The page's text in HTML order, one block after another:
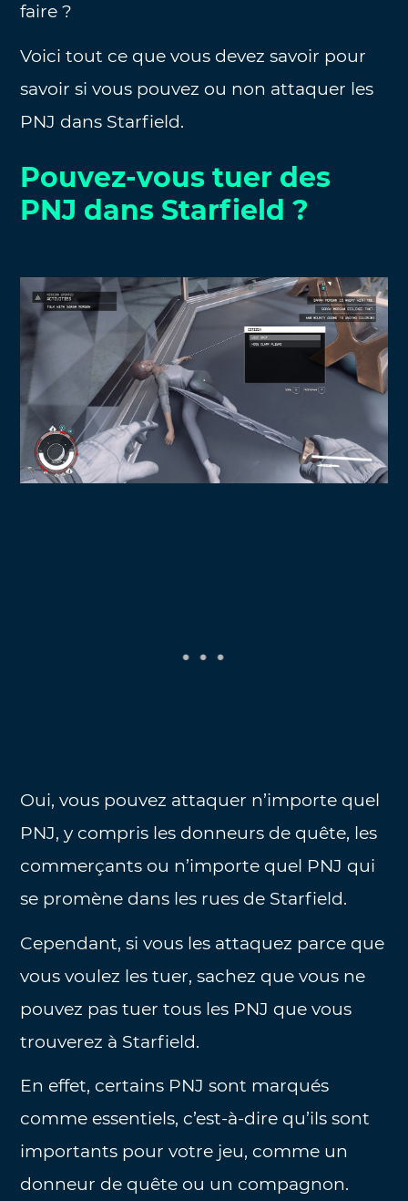
faire ?
Voici tout ce que vous devez savoir pour
savoir si vous pouvez ou non attaquer les
PNJ dans Starfield.
Pouvez-vous tuer des
PNJ dans Starfield ?
Oui, vous pouvez attaquer n’importe quel
PNJ, y compris les donneurs de quête, les
commerçants ou n’importe quel PNJ qui
se promène dans les rues de Starfield.
Cependant, si vous les attaquez parce que
vous voulez les tuer, sachez que vous ne
pouvez pas tuer tous les PNJ que vous
trouverez à Starfield.
En effet, certains PNJ sont marqués
comme essentiels, c’est-à-dire qu’ils sont
importants pour votre jeu, comme un
donneur de quête ou un compagnon.